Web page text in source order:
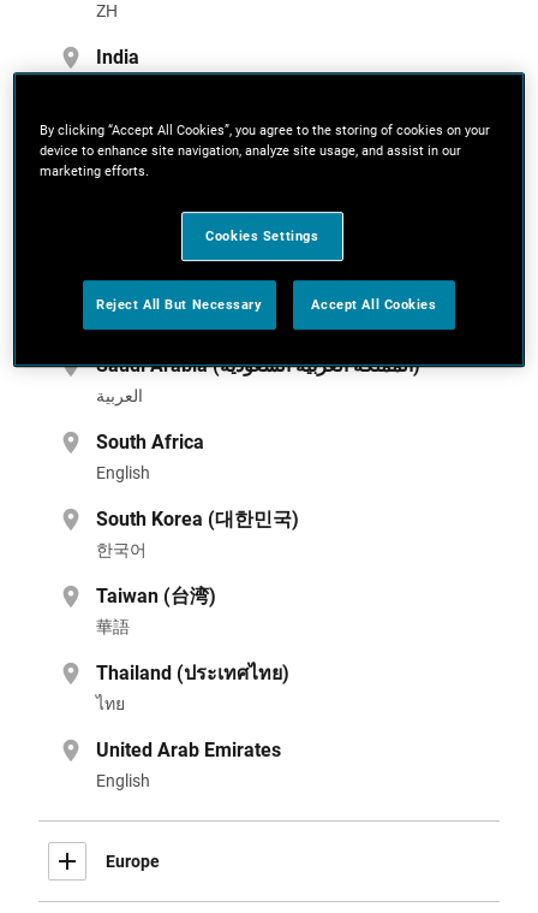
ZH
India
Japan (日本)
日本
New Zealand
Saudi Arabia (المملكة العربية السعودية)
العربية
South Africa
English
South Korea (대한민국)
한국어
Taiwan (台湾)
華語
Thailand (ประเทศไทย)
ไทย
United Arab Emirates
English
Europe
By clicking “Accept All Cookies”, you agree to the storing of cookies on your
device to enhance site navigation, analyze site usage, and assist in our
marketing efforts.
Cookies Settings
Reject All But Necessary Accept All Cookies